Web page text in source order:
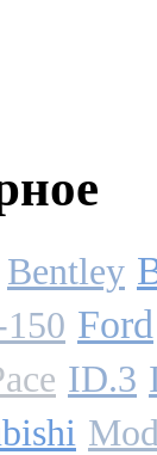
Bentley
Ford
ID.3